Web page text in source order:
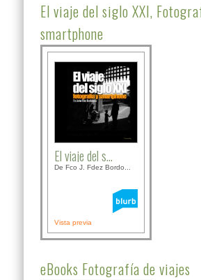
El viaje del siglo XXI,
smartphone
El viaje del s...
De Fco J. Fdez Bordo...
Vista previa
eBooks Fotografía de viajes